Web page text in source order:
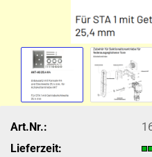
Art.Nr.:
Lieferzeit: